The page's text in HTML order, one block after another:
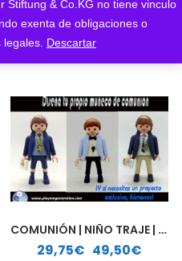
Stiftung & Co.KG no tiene vinculo
exenta de obligaciones o
Descartar
los
POR LOS
COMUNIÓN | NIÑO TRAJE | PLAYMOBIL PERSONALIZADO
29,75€ 49,50€
Rango de precios: desde 29,75€ hasta 49,50€